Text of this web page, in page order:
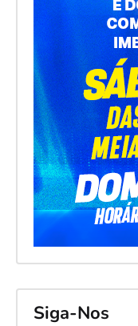
Siga-Nos